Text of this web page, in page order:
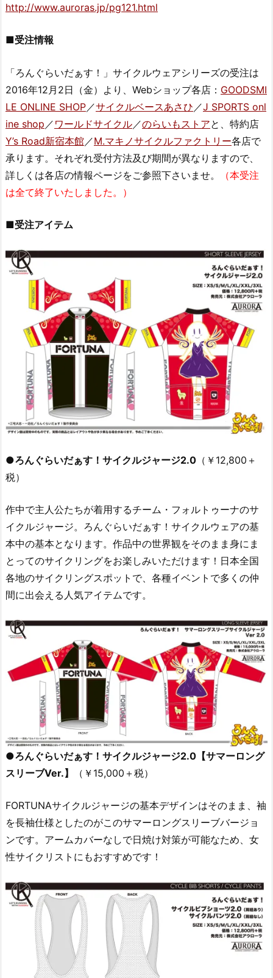
http://www.auroras.jp/pg121.html
■受注情報
「ろんぐらいだぁす！」サイクルウェアシリーズの受注は
2016年12月2日（金）より、Webショップ各店： GOODSMI
LE ONLINE SHOP ／サイクルベースあさひ ／J SPORTS onl
ine shop ／ ワールドサイクル ／のらいもストアと、特約店
Y’s Road新宿本館 ／M.マキノサイクルファクトリー各店で
承ります。それぞれ受付方法及び期間が異なりますので、
詳しくは各店の情報ページをご参照下さいませ。
（本受注
は全て終了いたしました。）
■受注アイテム
●ろんぐらいだぁす！サイクルジャージ2.0 （￥12,800＋
税）
作中で主人公たちが着用するチーム・フォルトゥーナのサ
イクルジャージ。ろんぐらいだぁす！サイクルウェアの基
本中の基本となります。作品中の世界観をそのまま身にま
とってのサイクリングをお楽しみいただけます！日本全国
各地のサイクリングスポットで、各種イベントで多くの仲
間に出会える人気アイテムです。
●ろんぐらいだぁす！サイクルジャージ2.0【サマーロング
スリーブVer.】
（￥15,000＋税）
FORTUNAサイクルジャージの基本デザインはそのまま、袖
を長袖仕様としたのがこのサマーロングスリーブバージョ
ンです。アームカバーなしで日焼け対策が可能なため、女
性サイクリストにもおすすめです！